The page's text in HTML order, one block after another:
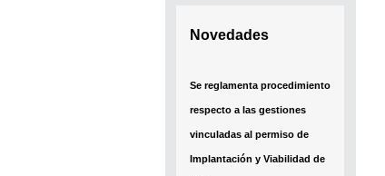
Novedades
Se reglamenta procedimiento
respecto a las gestiones
vinculadas al permiso de
Implantación y Viabilidad de